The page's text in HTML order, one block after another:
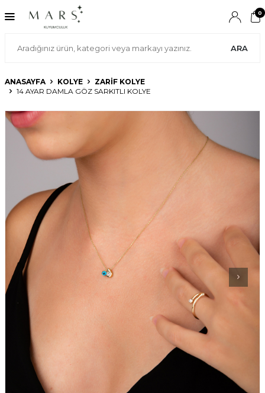
ARA
0
ANASAYFA KOLYE
ZARIF KOLYE
14 AYAR DAMLA GÖZ SARKITLI KOLYE